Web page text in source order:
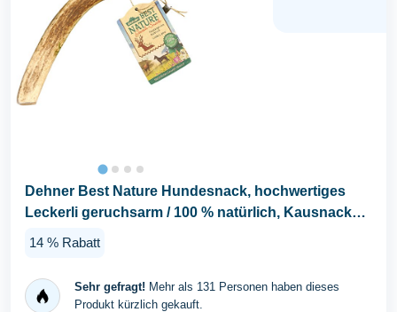
Dehner Best Nature Hundesnack, hochwertiges
Leckerli geruchsarm / 100 % natürlich, Kausnack
14 % Rabatt
Sehr gefragt! Mehr als 131 Personen haben dieses
Produkt kürzlich gekauft.